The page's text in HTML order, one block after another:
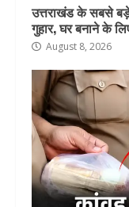
उत्तराखंड के सबसे
गुहार, घर बनाने के
August 8, 2026